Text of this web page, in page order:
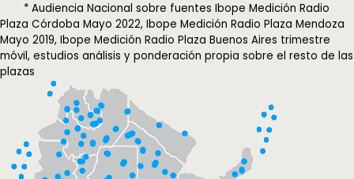
* Audiencia Nacional sobre fuentes Ibope Medición Radio
Plaza Córdoba Mayo 2022, Ibope Medición Radio Plaza Mendoza
Mayo 2019, Ibope Medición Radio Plaza Buenos Aires trimestre
móvil, estudios análisis y ponderación propia sobre el resto de las
plazas